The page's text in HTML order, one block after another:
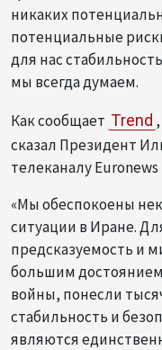
никаких
потенциальные
для нас
мы всегда думаем.
Как сообщает Trend
сказал Президент
телеканалу Euronews
«Мы обеспокоены
ситуации в Иране.
предсказуемость и
большим
войны, понесли
стабильность и
являются